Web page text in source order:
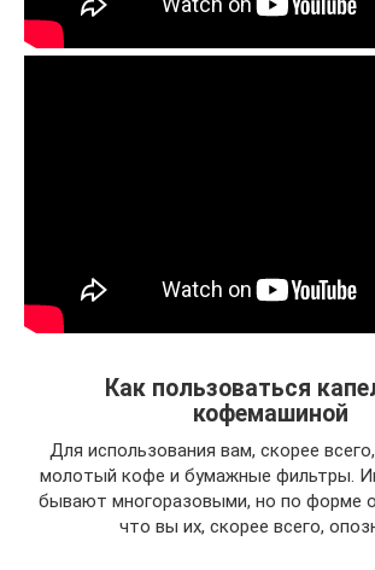
Как пользоваться
кофемашиной
Для использования вам, скорее
молотый кофе и бумажные фильтры.
бывают многоразовыми, но по форме
что вы их, скорее всего,